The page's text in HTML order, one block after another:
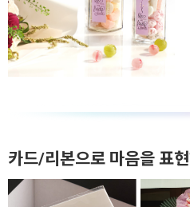
카드/리본으로 마음을 표